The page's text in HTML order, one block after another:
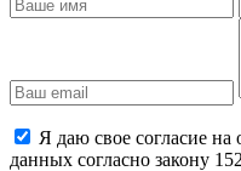
Я даю свое согласие
данных согласно закону